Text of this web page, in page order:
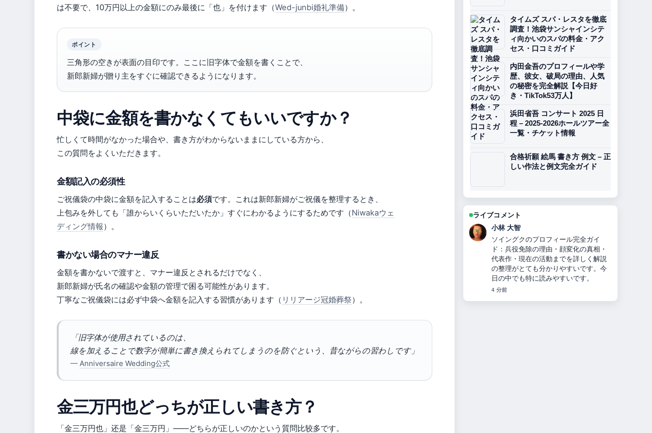
は不要で、10万円以上の金額にのみ最後に「也」を付けます（Wed-junbi婚礼準備）。
ポイント
三角形の空きが表面の目印です。ここに旧字体で金額を書くことで、
新郎新婦が贈り主をすぐに確認できるようになります。
中袋に金額を書かなくてもいいですか？
忙しくて時間がなかった場合や、書き方がわからないままにしている方から、
この質問をよくいただきます。
金額記入の必須性
ご祝儀袋の中袋に金額を記入することは必須です。これは新郎新婦がご祝儀を整理するとき、
上包みを外しても「誰からいくらいただいたか」すぐにわかるようにするためです（Niwakaウェ
ディング情報 ）。
書かない場合のマナー違反
金額を書かないで渡すと、マナー違反とされるだけでなく、
新郎新婦が氏名の確認や金額の管理で困る可能性があります。
丁寧なご祝儀袋には必ず中袋へ金額を記入する習慣があります（ リリアージ冠婚葬祭）。
「旧字体が使用されているのは、
線を加えることで数字が簡単に書き換えられてしまうのを防ぐという、昔ながらの習わしです」
— Anniversaire Wedding公式
金三万円也どっちが正しい書き方？
「金三万円也」还是「金三万円」——どちらが正しいのかという質問比较多です。
タイムズ スパ・レスタを徹底
調査！池袋サンシャインシテ
ィ向かいのスパの料金・アク
セス・口コミガイド
内田金吾のプロフィールや学
歴、彼女、破局の理由、人気
の秘密を完全解説【今日好
き・TikTok53万人】
浜田省吾 コンサート 2025 日
程 – 2025-2026ホールツアー全
一覧・チケット情報
合格祈願 絵馬 書き方 例文 – 正
しい作法と例文完全ガイド
ライブコメント
田中 美咲
【2026年衆院選出馬】鎌田さゆりのす
べて：経歴・家族・公民権停止の真
相・選挙結果・現在の活動まで完全解
説 を追っていますが、この解説は落ち
着いていて信頼できます。
6 分前